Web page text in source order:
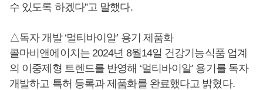
수 있도록 하겠다”고 말했다.
△독자 개발 ‘멀티바이알’ 용기 제품화
콜마비앤에이치는 2024년 8월14일 건강기능식품 업계
의 이중제형 트렌드를 반영해 ‘멀티바이알’ 용기를 독자
개발하고 특허 등록과 제품화를 완료했다고 밝혔다.